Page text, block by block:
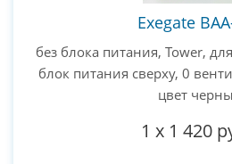
Exegate
без блока питания, Tower,
блок питания сверху, 0
цвет
1 x 1 420